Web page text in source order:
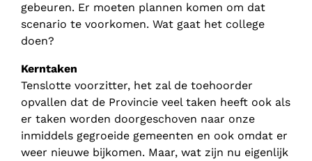
gebeuren. Er moeten plannen komen om dat
scenario te voorkomen. Wat gaat het college
doen?
Kerntaken
Tenslotte voorzitter, het zal de toehoorder
opvallen dat de Provincie veel taken heeft ook als
er taken worden doorgeschoven naar onze
inmiddels gegroeide gemeenten en ook omdat er
weer nieuwe bijkomen. Maar, wat zijn nu eigenlijk